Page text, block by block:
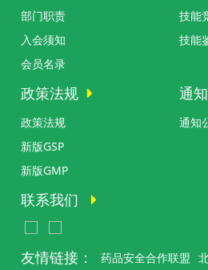
部门职责
入会须知
会员名录
技能
技能
政策法规
政策法规
新版GSP
新版GMP
通
通知
联系我们
友情链接： 药品安全合作联盟